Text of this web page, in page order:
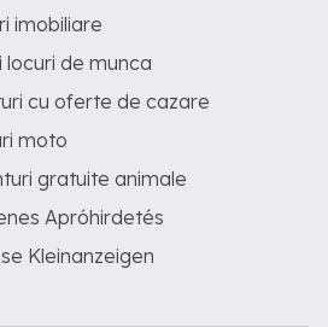
imobiliare
locuri de munca
cu oferte de cazare
moto
gratuite animale
Apróhirdetés
Kleinanzeigen